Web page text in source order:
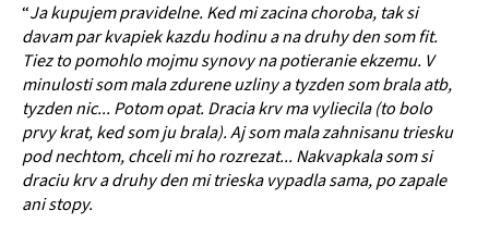
“Ja kupujem pravidelne. Ked mi zacina choroba, tak si
davam par kvapiek kazdu hodinu a na druhy den som fit.
Tiez to pomohlo mojmu synovy na potieranie ekzemu. V
minulosti som mala zdurene uzliny a tyzden som brala atb,
tyzden nic... Potom opat. Dracia krv ma vyliecila (to bolo
prvy krat, ked som ju brala). Aj som mala zahnisanu triesku
pod nechtom, chceli mi ho rozrezat... Nakvapkala som si
draciu krv a druhy den mi trieska vypadla sama, po zapale
ani stopy.